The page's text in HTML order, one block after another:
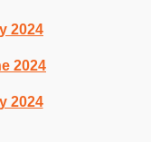
2024
2024
2024